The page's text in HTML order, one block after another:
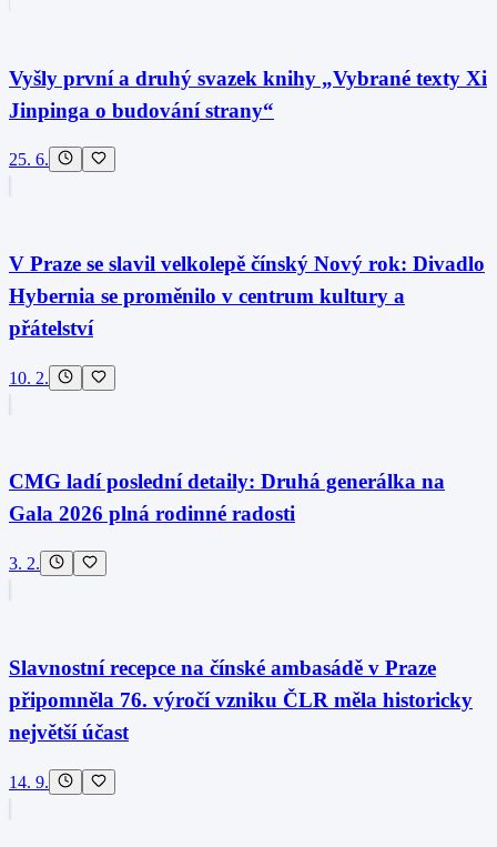
Vyšly první a druhý svazek knihy „Vybrané texty Xi
Jinpinga o budování strany“
25. 6.
V Praze se slavil velkolepě čínský Nový rok: Divadlo
Hybernia se proměnilo v centrum kultury a
přátelství
10. 2.
CMG ladí poslední detaily: Druhá generálka na
Gala 2026 plná rodinné radosti
3. 2.
Slavnostní recepce na čínské ambasádě v Praze
připomněla 76. výročí vzniku ČLR měla historicky
největší účast
14. 9.